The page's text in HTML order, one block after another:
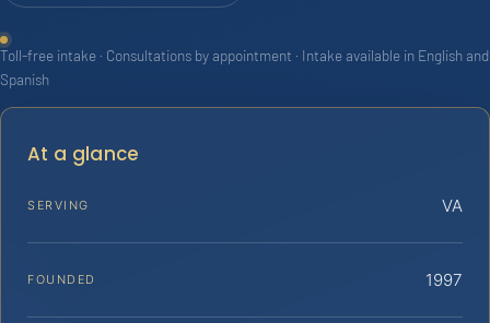
Toll-free intake · Consultations by appointment · Intake available in English and
Spanish
At a glance
SERVING VA
FOUNDED 1997